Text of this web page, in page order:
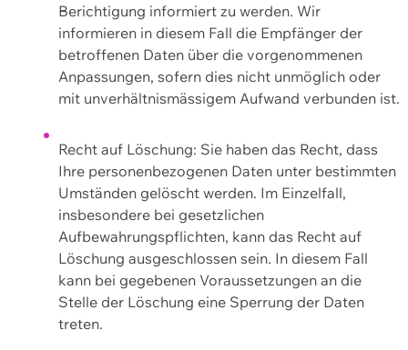
Berichtigung informiert zu werden. Wir
informieren in diesem Fall die Empfänger der
betroffenen Daten über die vorgenommenen
Anpassungen, sofern dies nicht unmöglich oder
mit unverhältnismässigem Aufwand verbunden ist.
Recht auf Löschung: Sie haben das Recht, dass
Ihre personenbezogenen Daten unter bestimmten
Umständen gelöscht werden. Im Einzelfall,
insbesondere bei gesetzlichen
Aufbewahrungspflichten, kann das Recht auf
Löschung ausgeschlossen sein. In diesem Fall
kann bei gegebenen Voraussetzungen an die
Stelle der Löschung eine Sperrung der Daten
treten.